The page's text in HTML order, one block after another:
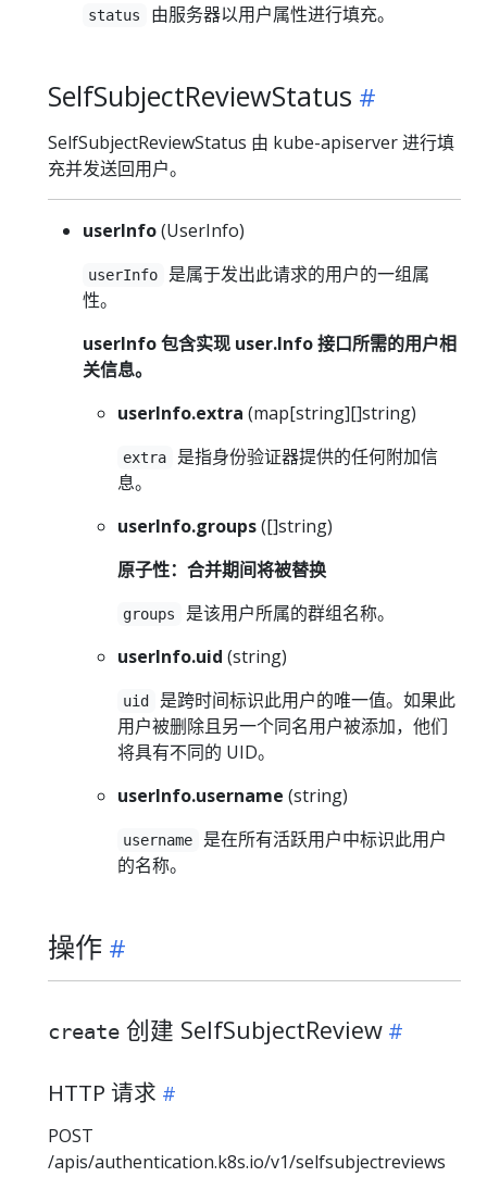
status 由服务器以用户属性进行填充。
SelfSubjectReviewStatus
SelfSubjectReviewStatus 由 kube-apiserver 进行填
充并发送回用户。
userInfo(UserInfo)
userInfo
是属于发出此请求的用户的一组属
性。
userInfo 包含实现 user.Info 接口所需的用户相
关信息。
userInfo.extra (map[string][]string)
extra
是指身份验证器提供的任何附加信
息。
userInfo.groups([]string)
原子性：合并期间将被替换
groups
是该用户所属的群组名称。
userInfo.uid (string)
uid
是跨时间标识此用户的唯一值。如果此
用户被删除且另一个同名用户被添加，他们
将具有不同的 UID。
userInfo.username (string)
username
是在所有活跃用户中标识此用户
的名称。
操作
create 创建 SelfSubjectReview
HTTP 请求
POST
/apis/authentication.k8s.io/v1/selfsubjectreviews